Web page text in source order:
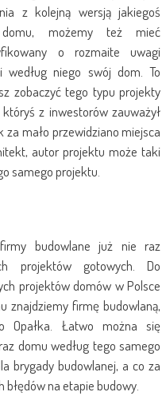
z kolejną wersją jakiegoś
możemy też mieć
o rozmaite uwagi
według niego swój dom. To
zobaczyć tego typu projekty
z inwestorów zauważył
mało przewidziano miejsca
autor projektu może taki
samego projektu.
budowlane już nie raz
projektów gotowych. Do
projektów domów w Polsce
znajdziemy firmę budowlaną,
Opałka. Łatwo można się
domu według tego samego
brygady budowlanej, a co za
na etapie budowy.